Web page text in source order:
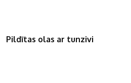
Pildītas olas ar tunzivi